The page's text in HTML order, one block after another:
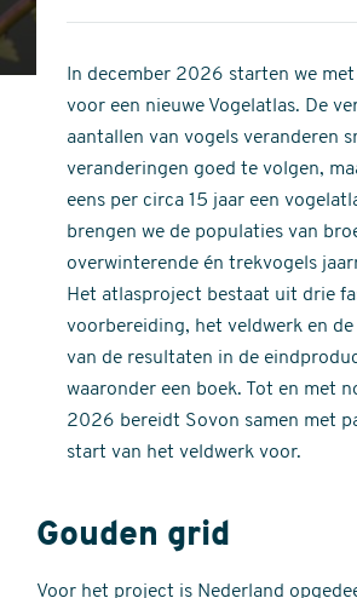
stars
of
stars
In december 2026 starten we
voor een nieuwe Vogelatlas. De
aantallen van vogels veranderen
veranderingen goed te volgen,
eens per circa 15 jaar een
brengen we de populaties van
overwinterende én trekvogels
Het atlasproject bestaat uit drie
voorbereiding, het veldwerk en
van de resultaten in de
waaronder een boek. Tot en met
2026 bereidt Sovon samen met
start van het veldwerk voor.
Gouden grid
Voor het project is Nederland